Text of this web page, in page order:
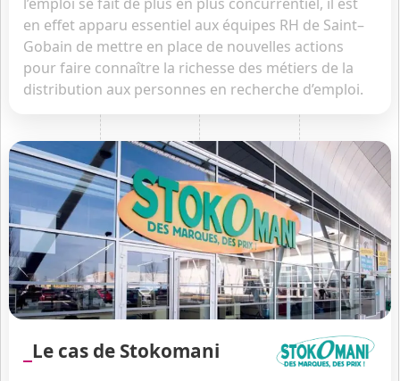
en effet apparu essentiel aux équipes RH de Saint–
Gobain de mettre en place de nouvelles actions
pour faire connaître la richesse des métiers de la
distribution aux personnes en recherche d’emploi.
Le cas de Stokomani